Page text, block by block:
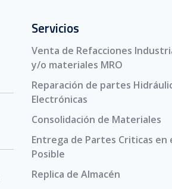
Servicios
Venta de Refacciones
y/o materiales MRO
Reparación de partes
Electrónicas
Consolidación de Materiales
Entrega de Partes Criticas en
Posible
Replica de Almacén